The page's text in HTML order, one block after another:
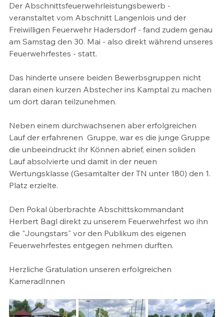
Der Abschnittsfeuerwehrleistungsbewerb -
veranstaltet vom Abschnitt Langenlois und der
Freiwilligen Feuerwehr Hadersdorf - fand zudem genau
am Samstag den 30. Mai - also direkt während unseres
Feuerwehrfestes - statt.
Das hinderte unsere beiden Bewerbsgruppen nicht
daran einen kurzen Abstecher ins Kamptal zu machen
um dort daran teilzunehmen.
Neben einem durchwachsenen aber erfolgreichen
Lauf der erfahrenen  Gruppe, war es die junge Gruppe
die unbeeindruckt ihr Können abrief, einen soliden
Lauf absolvierte und damit in der neuen
Wertungsklasse (Gesamtalter der TN unter 180) den 1.
Platz erzielte.
Den Pokal überbrachte Abschittskommandant
Herbert Bagl direkt zu unserem Feuerwehrfest wo ihn
die "Joungstars" vor den Publikum des eigenen
Feuerwehrfestes entgegen nehmen durften.
Herzliche Gratulation unseren erfolgreichen
KameradInnen